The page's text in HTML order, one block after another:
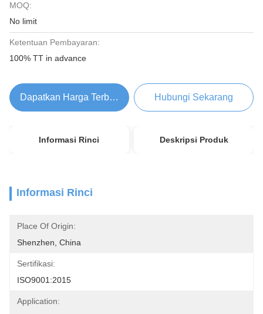
MOQ:
No limit
Ketentuan Pembayaran:
100% TT in advance
Dapatkan Harga Terbaik Hubungi Sekarang
Informasi Rinci Deskripsi Produk
Informasi Rinci
Place Of Origin:
Shenzhen, China
Sertifikasi:
ISO9001:2015
Application: